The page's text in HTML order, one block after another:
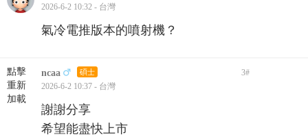
2026-6-2 10:32 - 台灣
氣冷電推版本的噴射機？
點擊
重新
加載
ncaa 碩士 3#
2026-6-2 10:37 - 台灣
謝謝分享
希望能盡快上市